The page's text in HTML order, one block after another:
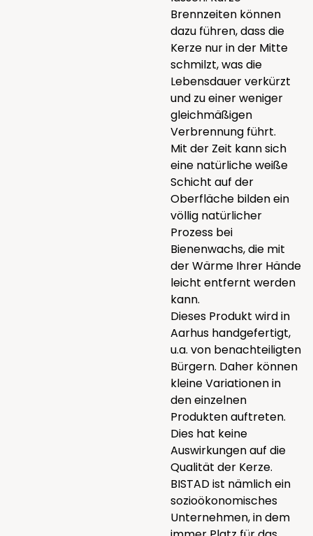
Brennzeiten können
dazu führen, dass die
Kerze nur in der Mitte
schmilzt, was die
Lebensdauer verkürzt
und zu einer weniger
gleichmäßigen
Verbrennung führt.
Mit der Zeit kann sich
eine natürliche weiße
Schicht auf der
Oberfläche bilden ein
völlig natürlicher
Prozess bei
Bienenwachs, die mit
der Wärme Ihrer Hände
leicht entfernt werden
kann.
Dieses Produkt wird in
Aarhus handgefertigt,
u.a. von benachteiligten
Bürgern. Daher können
kleine Variationen in
den einzelnen
Produkten auftreten.
Dies hat keine
Auswirkungen auf die
Qualität der Kerze.
BISTAD ist nämlich ein
sozioökonomisches
Unternehmen, in dem